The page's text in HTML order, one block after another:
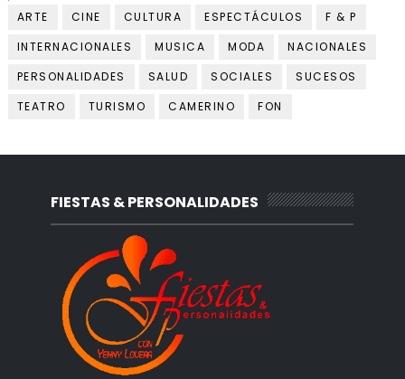
ARTE CINE CULTURA ESPECTÁCULOS
F & P
INTERNACIONALES
MUSICA MODA
NACIONALES
PERSONALIDADES
SALUD SOCIALES
SUCESOS
TEATRO
TURISMO CAMERINO FON
FIESTAS & PERSONALIDADES